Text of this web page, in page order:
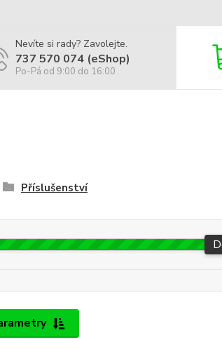
Nevíte si rady? Zavolejte.
737 570 074 (eShop)
Po-Pá od 9:00 do 16:00
Příslušenství